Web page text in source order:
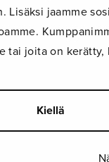
Lisäksi jaamme
tai joita on kerätty,
Kiellä